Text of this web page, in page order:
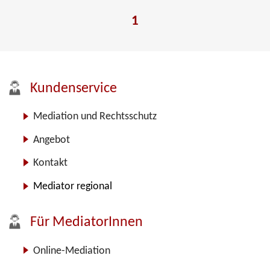
1
Kundenservice
Mediation und Rechtsschutz
Angebot
Kontakt
Mediator regional
Für MediatorInnen
Online-Mediation